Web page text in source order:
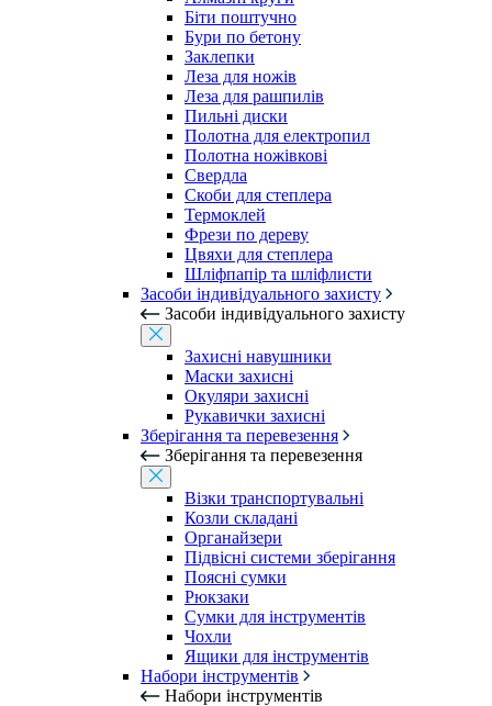
Біти поштучно
Бури по бетону
Заклепки
Леза для ножів
Леза для рашпилів
Пильні диски
Полотна для електропил
Полотна ножівкові
Свердла
Скоби для степлера
Термоклей
Фрези по дереву
Цвяхи для степлера
Шліфпапір та шліфлисти
Засоби індивідуального захисту
Засоби індивідуального захисту
Захисні навушники
Маски захисні
Окуляри захисні
Рукавички захисні
Зберігання та перевезення
Зберігання та перевезення
Візки транспортувальні
Козли складані
Органайзери
Підвісні системи зберігання
Поясні сумки
Рюкзаки
Сумки для інструментів
Чохли
Ящики для інструментів
Набори інструментів
Набори інструментів